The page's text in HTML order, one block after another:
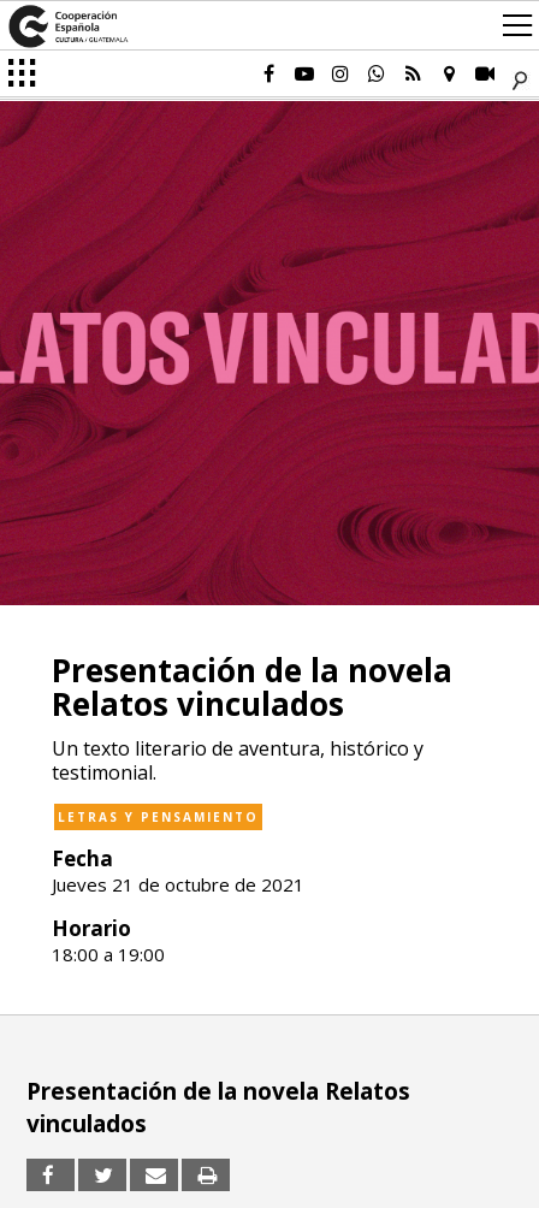
Presentación de la novela
Relatos vinculados
Un texto literario de aventura, histórico y
testimonial.
LETRAS Y PENSAMIENTO
Fecha
Jueves 21 de octubre de 2021
Horario
18:00 a 19:00
Presentación de la novela Relatos
vinculados